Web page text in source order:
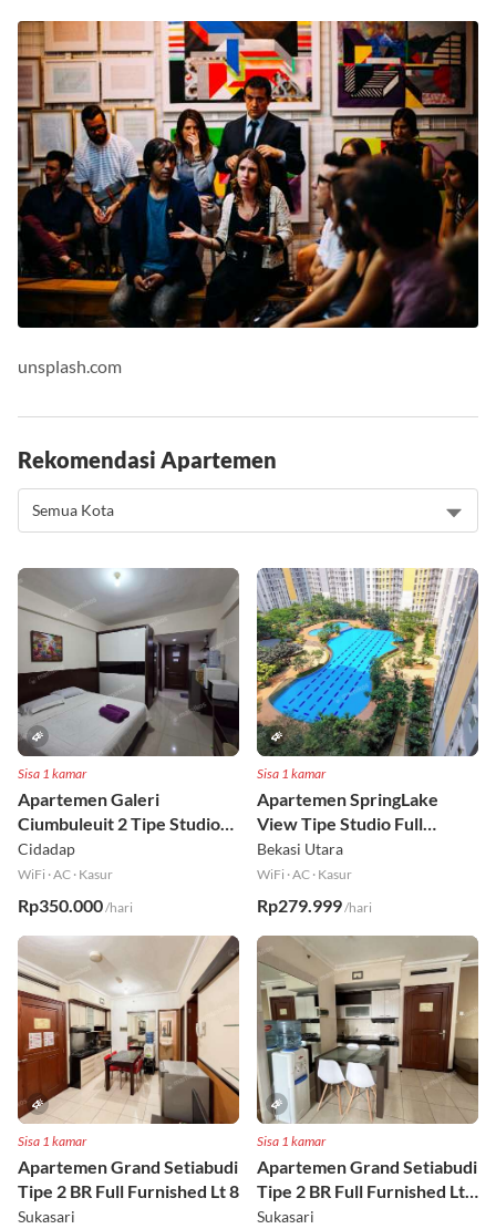
unsplash.com
Rekomendasi Apartemen
Sisa 1 kamar
Apartemen Galeri
Ciumbuleuit 2 Tipe Studio
Full Furnished Lt 30
Cidadap
WiFi ·AC · Kasur
Rp350.000/hari
Sisa 1 kamar
Apartemen SpringLake
View Tipe Studio Full
Furnished Lt 2
Bekasi Utara
WiFi ·AC · Kasur
Rp279.999/hari
Sisa 1 kamar
Apartemen Grand Setiabudi
Tipe 2 BR Full Furnished Lt 8
Sukasari
Sisa 1 kamar
Apartemen Grand Setiabudi
Tipe 2 BR Full Furnished Lt
19
Sukasari